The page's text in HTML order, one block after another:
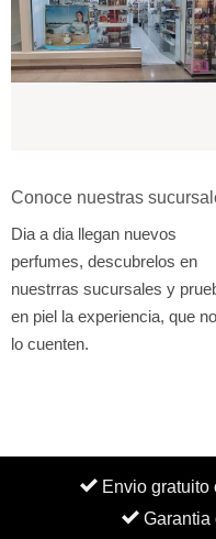
Conoce nuestras
Dia a dia llegan nuevos
perfumes, descubrelos en
nuestrras sucursales y
en piel la experiencia, que
lo cuenten.
Envio gratuito
Garantia